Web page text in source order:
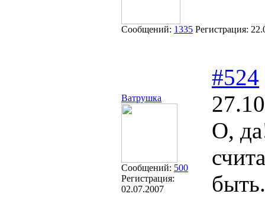
Сообщений: 1335 Регистрация:
Ватрушка
Сообщений: 500
Регистрация:
02.07.2007
#524
О,
быть.